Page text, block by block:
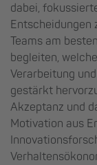
dabei,
Entscheidungen
Teams am
begleiten,
Verarbeitung
gestärkt
Akzeptanz und
Motivation aus